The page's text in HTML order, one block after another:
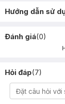
Hướng dẫn sử
Đánh giá(0)
Hỏi đáp(7)